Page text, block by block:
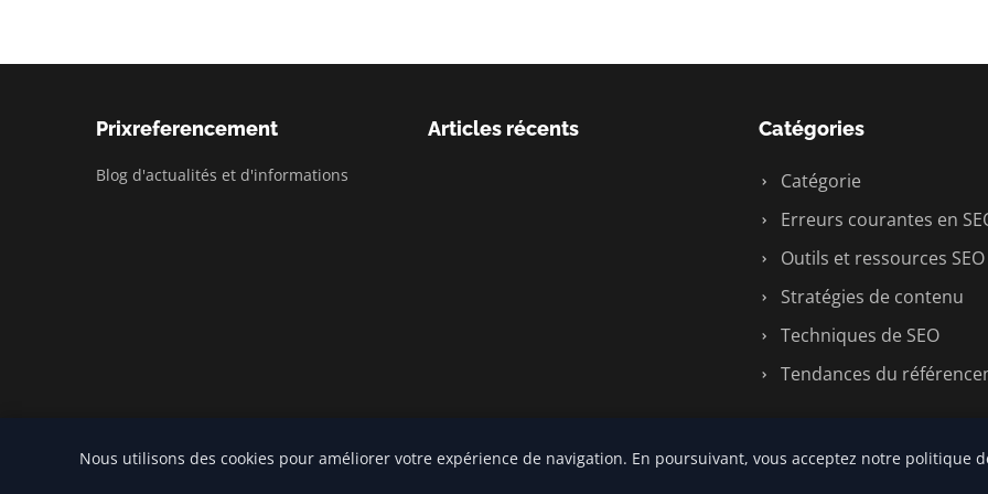
Prixreferencement
Blog d'actualités et d'informations
Articles récents Catégories
Catégorie
Erreurs courantes en
Outils et ressources SEO
Stratégies de contenu
Techniques de SEO
Tendances du
© 2026 Prixreferencement. Tous droits réservés.
Nous utilisons des cookies pour améliorer votre expérience de navigation. En poursuivant, vous acceptez notre politique